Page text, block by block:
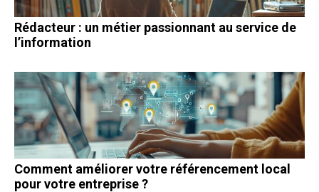
Rédacteur : un métier passionnant au service de
l’information
Comment améliorer votre référencement local
pour votre entreprise ?